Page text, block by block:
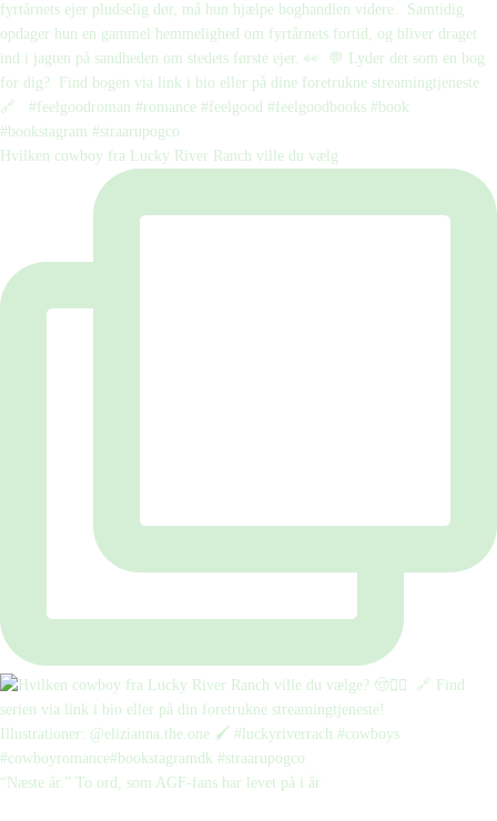
Hvilken cowboy fra Lucky River Ranch ville du vælg
“Næste år.” To ord, som AGF-fans har levet på i år